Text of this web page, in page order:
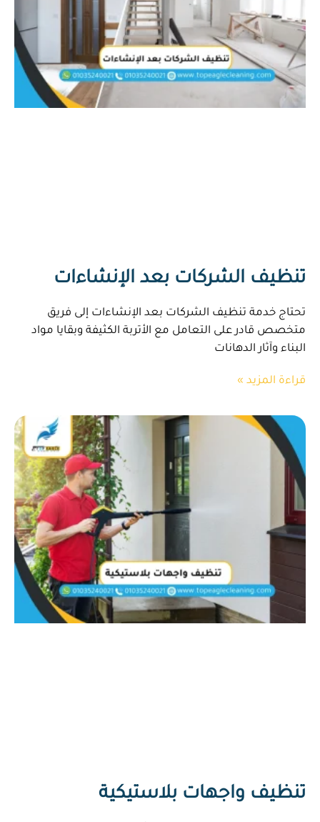
تنظيف الشركات بعد الإنشاءات
تحتاج خدمة تنظيف الشركات بعد الإنشاءات إلى فريق
متخصص قادر على التعامل مع الأتربة الكثيفة وبقايا مواد
البناء وآثار الدهانات
قراءة المزيد »
تنظيف واجهات بلاستيكية